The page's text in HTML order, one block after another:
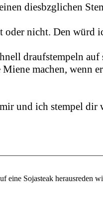
diesbzglichen
oder nicht. Den würd
draufstempeln
machen, wenn
und ich stempel dir
eine Sojasteak herausreden